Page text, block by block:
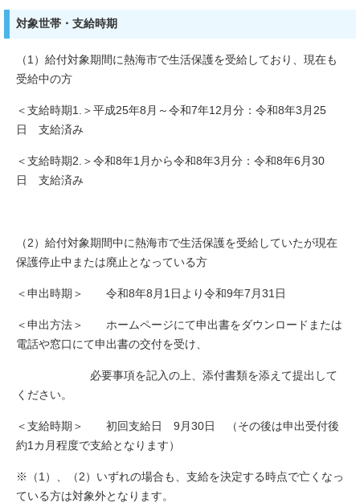
対象世帯・支給時期
（1）給付対象期間に熱海市で生活保護を受給しており、現在も
受給中の方
＜支給時期1.＞平成25年8月～令和7年12月分：令和8年3月25
日 支給済み
＜支給時期2.＞令和8年1月から令和8年3月分：令和8年6月30
日 支給済み
（2）給付対象期間中に熱海市で生活保護を受給していたが現在
保護停止中または廃止となっている方
＜申出時期＞ 令和8年8月1日より令和9年7月31日
＜申出方法＞ ホームページにて申出書をダウンロードまたは
電話や窓口にて申出書の交付を受け、
必要事項を記入の上、添付書類を添えて提出して
ください。
＜支給時期＞ 初回支給日 9月30日 （その後は申出受付後
約1カ月程度で支給となります）
※（1）、（2）いずれの場合も、支給を決定する時点で亡くなっ
ている方は対象外となります。